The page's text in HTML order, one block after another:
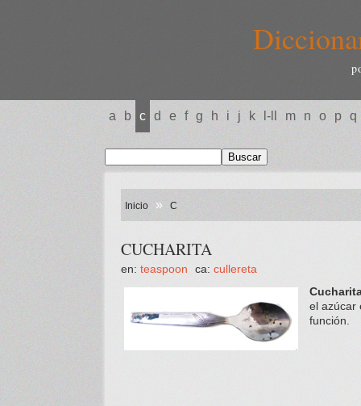
a b c d e f g h i j k l-ll m n o p q
Inicio » C
CUCHARITA
en: teaspoon ca: cullereta
el azúcar
función.